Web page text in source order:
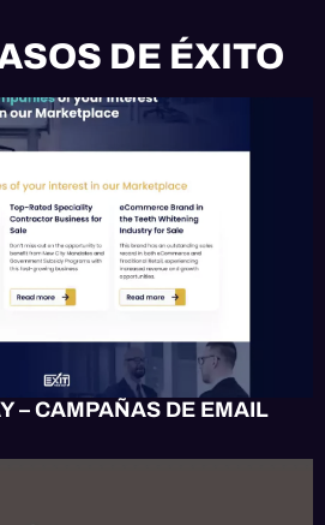
DE ÉXITO
– CAMPAÑAS DE EMAIL